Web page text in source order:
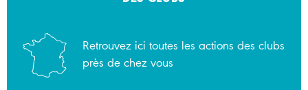
Retrouvez ici toutes les actions des clubs
près de chez vous